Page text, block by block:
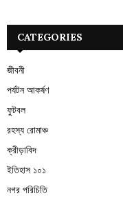
CATEGORIES
জীবনী
পর্যটন আকর্ষণ
ফুটবল
রহস্য রোমাঞ্চ
ক্রীড়াবিদ
ইতিহাস ১০১
নগর পরিচিতি